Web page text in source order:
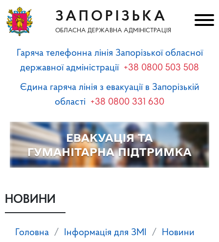
ЗАПОРІЗЬКА
ОБЛАСНА ДЕРЖАВНА АДМІНІСТРАЦІЯ
Гаряча телефонна лінія Запорізької обласної
державної адміністрації +38 0800 503 508
Єдина гаряча лінія з евакуації в Запорізькій
області +38 0800 331 630
НОВИНИ
Головна Інформація для ЗМІ
Новини